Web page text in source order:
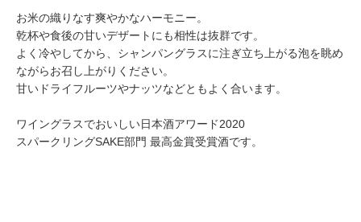
お米の織りなす爽やかなハーモニー。
乾杯や食後の甘いデザートにも相性は抜群です。
よく冷やしてから、シャンパングラスに注ぎ立ち上がる泡を眺め
ながらお召し上がりください。
甘いドライフルーツやナッツなどともよく合います。
ワイングラスでおいしい日本酒アワード2020
スパークリングSAKE部門 最高金賞受賞酒です。